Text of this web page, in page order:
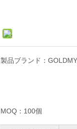
製品ブランド：
MOQ： 100個